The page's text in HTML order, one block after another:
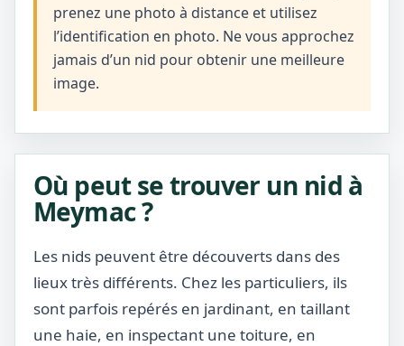
prenez une photo à distance et utilisez
l’identification en photo. Ne vous approchez
jamais d’un nid pour obtenir une meilleure
image.
Où peut se trouver un nid à
Meymac ?
Les nids peuvent être découverts dans des
lieux très différents. Chez les particuliers, ils
sont parfois repérés en jardinant, en taillant
une haie, en inspectant une toiture, en